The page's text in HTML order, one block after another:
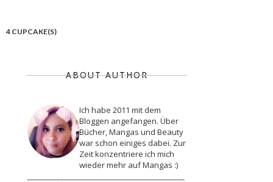
4 CUPCAKE(S)
ABOUT AUTHOR
Ich habe 2011 mit dem
Bloggen angefangen. Über
Bücher, Mangas und Beauty
war schon einiges dabei. Zur
Zeit konzentriere ich mich
wieder mehr auf Mangas :)